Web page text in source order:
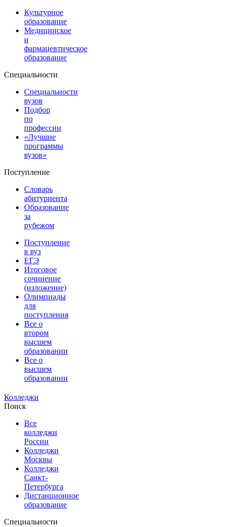
Культурное
образование
Медицинское
и
фармацевтическое
образование
Специальности
Специальности
вузов
Подбор
по
профессии
«Лучшие
программы
вузов»
Поступление
Словарь
абитуриента
Образование
за
рубежом
Поступление
в вуз
ЕГЭ
Итоговое
сочинение
(изложение)
Олимпиады
для
поступления
Все о
втором
высшем
образовании
Все о
высшем
образовании
Колледжи
Поиск
Все
колледжи
России
Колледжи
Москвы
Колледжи
Санкт-
Петербурга
Дистанционное
образование
Специальности